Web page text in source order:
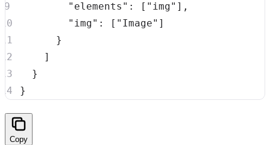
"elements" : [ "img" ] ,
"img" : [ "Image" ]
}
]
}
}
Copy